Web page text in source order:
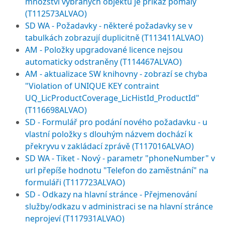
(T112573ALVAO)
SD WA - Požadavky - některé požadavky se v
tabulkách zobrazují duplicitně (T113411ALVAO)
AM - Položky upgradované licence nejsou
automaticky odstraněny (T114467ALVAO)
AM - aktualizace SW knihovny - zobrazí se chyba
"Violation of UNIQUE KEY contraint
UQ_LicProductCoverage_LicHistId_ProductId"
(T116698ALVAO)
SD - Formulář pro podání nového požadavku - u
vlastní položky s dlouhým názvem dochází k
překryvu v zakládací zprávě (T117016ALVAO)
SD WA - Tiket - Nový - parametr "phoneNumber" v
url přepíše hodnotu "Telefon do zaměstnání" na
formuláři (T117723ALVAO)
SD - Odkazy na hlavní stránce - Přejmenování
služby/odkazu v administraci se na hlavní stránce
neprojeví (T117931ALVAO)